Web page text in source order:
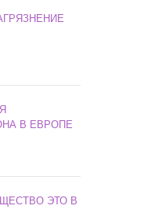
В ЕВРОПЕ
ЭТО В